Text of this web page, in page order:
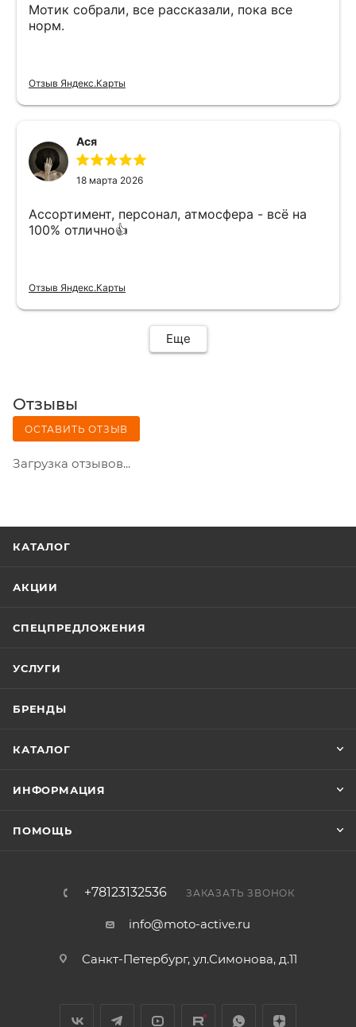
Мотик собрали, все рассказали, пока все
норм.
Отзыв Яндекс.Карты
Ася
18 марта 2026
Ассортимент, персонал, атмосфера - всё на
100% отлично👍
Отзыв Яндекс.Карты
Еще
Отзывы
ОСТАВИТЬ ОТЗЫВ
Загрузка отзывов...
КАТАЛОГ
АКЦИИ
СПЕЦПРЕДЛОЖЕНИЯ
УСЛУГИ
БРЕНДЫ
КАТАЛОГ
ИНФОРМАЦИЯ
ПОМОЩЬ
+78123132536 ЗАКАЗАТЬ ЗВОНОК
info@moto-active.ru
Санкт-Петербург, ул.Симонова, д.11